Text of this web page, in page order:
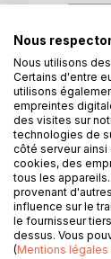
Le
Nous
Nous utilisons
Certains d'entre
utilisons
empreintes
des visites sur
technologies de
côté serveur
cookies, des
tous les
provenant
influence sur le
le fournisseur
dessus. Vous
(Mentions légales